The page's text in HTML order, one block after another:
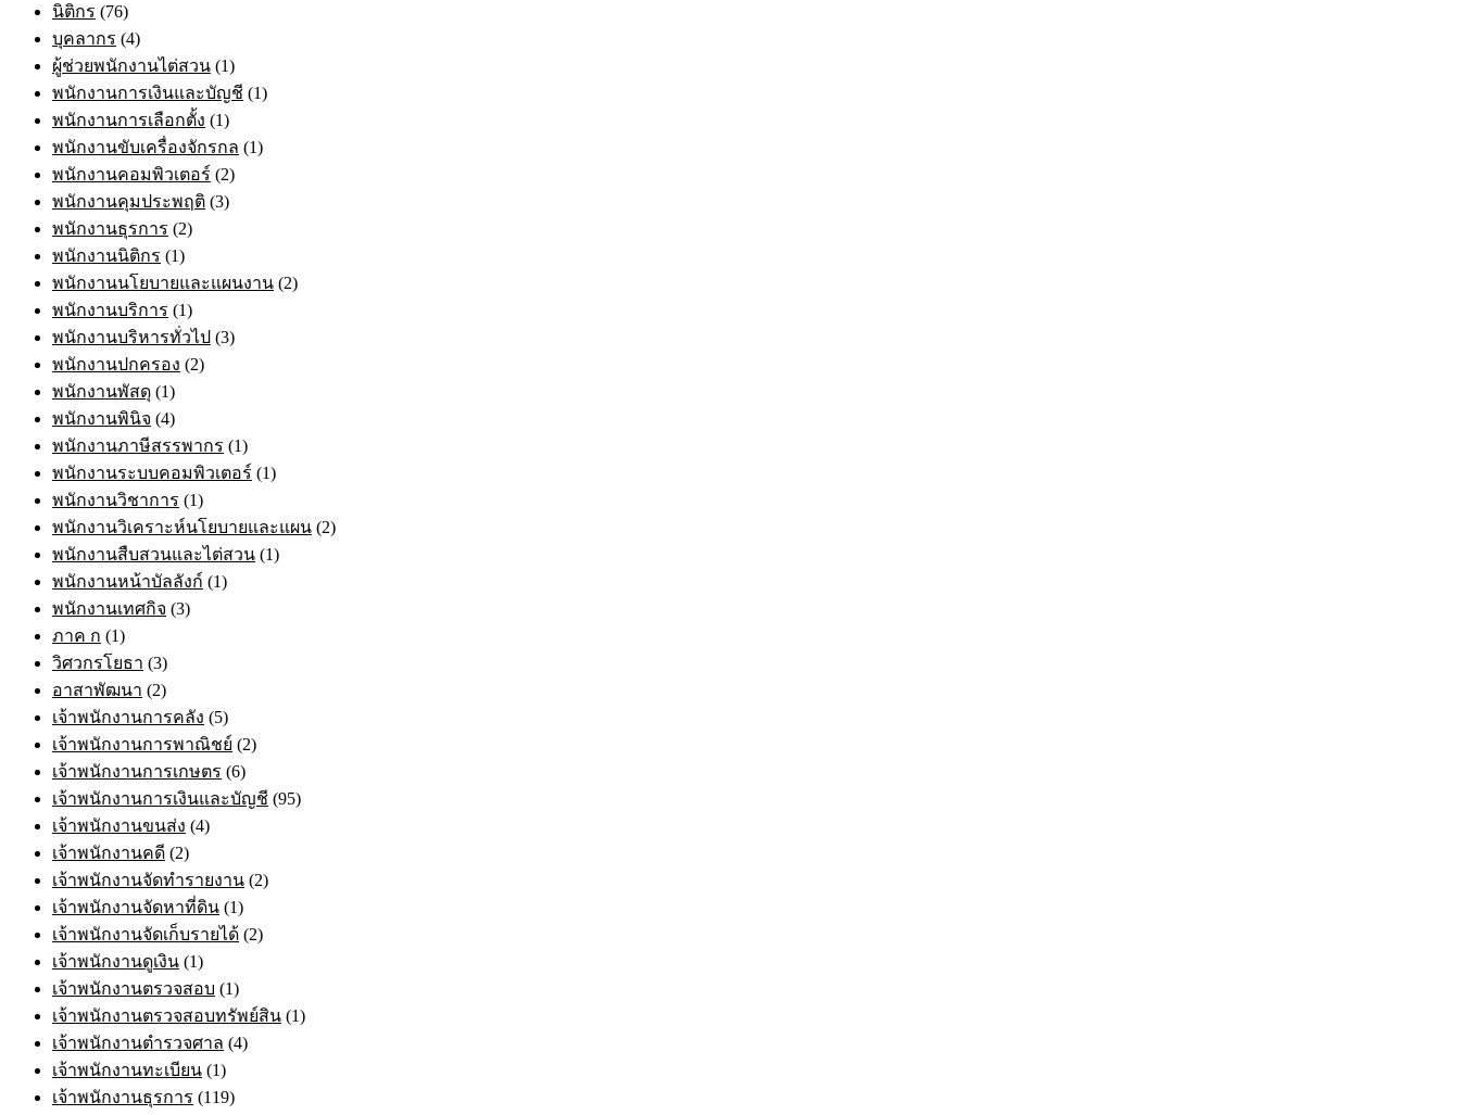
นิติกร (76)
บุคลากร (4)
ผู้ช่วยพนักงานไต่สวน (1)
พนักงานการเงินและบัญชี (1)
พนักงานการเลือกตั้ง (1)
พนักงานขับเครื่องจักรกล (1)
พนักงานคอมพิวเตอร์ (2)
พนักงานคุมประพฤติ (3)
พนักงานธุรการ (2)
พนักงานนิติกร (1)
พนักงานนโยบายและแผนงาน (2)
พนักงานบริการ (1)
พนักงานบริหารทั่วไป (3)
พนักงานปกครอง (2)
พนักงานพัสดุ (1)
พนักงานพินิจ (4)
พนักงานภาษีสรรพากร (1)
พนักงานระบบคอมพิวเตอร์ (1)
พนักงานวิชาการ (1)
พนักงานวิเคราะห์นโยบายและแผน (2)
พนักงานสืบสวนและไต่สวน (1)
พนักงานหน้าบัลลังก์ (1)
พนักงานเทศกิจ (3)
ภาค ก (1)
วิศวกรโยธา (3)
อาสาพัฒนา (2)
เจ้าพนักงานการคลัง (5)
เจ้าพนักงานการพาณิชย์ (2)
เจ้าพนักงานการเกษตร (6)
เจ้าพนักงานการเงินและบัญชี (95)
เจ้าพนักงานขนส่ง (4)
เจ้าพนักงานคดี (2)
เจ้าพนักงานจัดทำรายงาน (2)
เจ้าพนักงานจัดหาที่ดิน (1)
เจ้าพนักงานจัดเก็บรายได้ (2)
เจ้าพนักงานดูเงิน (1)
เจ้าพนักงานตรวจสอบ (1)
เจ้าพนักงานตรวจสอบทรัพย์สิน (1)
เจ้าพนักงานตำรวจศาล (4)
เจ้าพนักงานทะเบียน (1)
เจ้าพนักงานธุรการ (119)